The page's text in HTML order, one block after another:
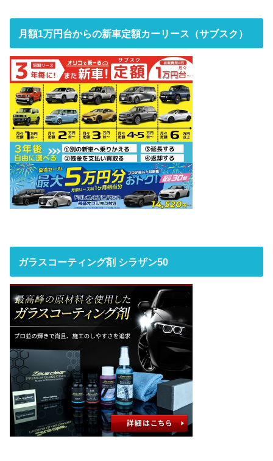
月額1万円台からの新車定額カーリース（サブスク）
ガラスコーティング剤 シラザン50